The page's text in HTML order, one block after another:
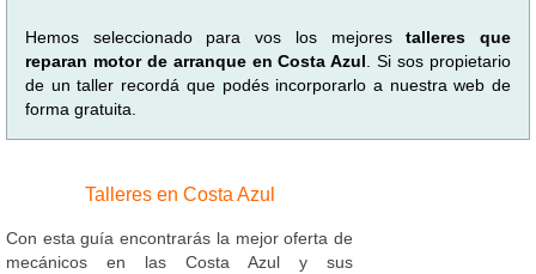
Hemos seleccionado para vos los mejorestalleres que
reparan motor de arranque en Costa Azul . Si sos propietario
de un taller recordá que podés incorporarlo a nuestra web de
forma gratuita.
Talleres en Costa Azul
Con esta guía encontrarás la mejor oferta de
mecánicos en las Costa Azul y sus